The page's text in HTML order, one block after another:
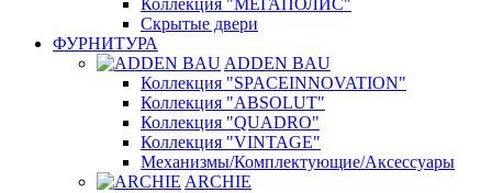
Скрытые двери
ФУРНИТУРА
ADDEN BAU
Коллекция "SPACEINNOVATION"
Коллекция "ABSOLUT"
Коллекция "QUADRO"
Коллекция "VINTAGE"
Механизмы/Комплектующие/Аксессуары
ARCHIE